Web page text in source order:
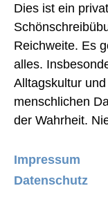
Dies ist ein
Reichweite. Es
alles.
Alltagskultur
menschlichen
der Wahrheit.
Impressum
Datenschutz